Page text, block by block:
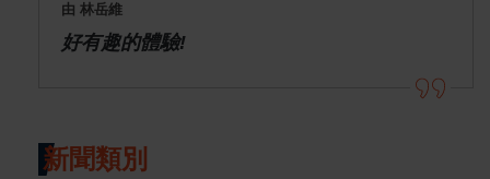
由 林岳維
好有趣的體驗!
新聞類別